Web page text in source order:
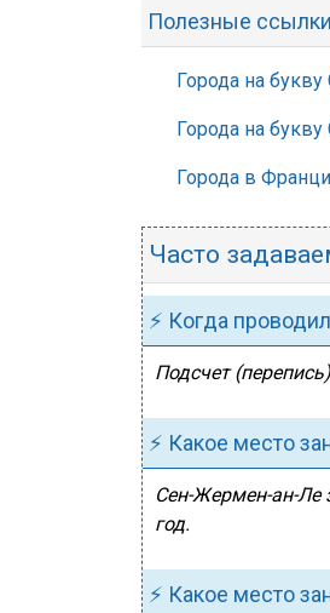
Полезные
Города на букву
Города на букву
Города в
Часто
⚡ Когда
Подсчет
⚡ Какое место
Сен-Жермен-ан-Ле
год.
⚡ Какое место